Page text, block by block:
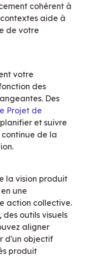
cohérent à
aide à
de votre
votre
des
Des
Projet de
et suivre
de la
la vision produit
une
action collective.
des outils visuels
aligner
d'un objectif
produit